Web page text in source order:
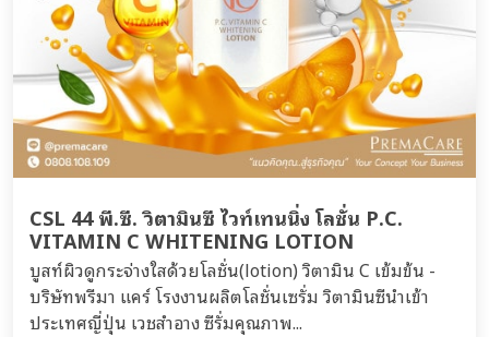
CSL 44 พี.ซี. วิตามินซี ไวท์เทนนิ่ง โลชั่น P.C.
VITAMIN C WHITENING LOTION
บูสท์ผิวดูกระจ่างใสด้วยโลชั่น(lotion) วิตามิน C เข้มข้น -
บริษัทพรีมา แคร์ โรงงานผลิตโลชั่นเซรั่ม วิตามินซีนำเข้า
ประเทศญี่ปุ่น เวชสำอาง ซีรั่มคุณภาพ...